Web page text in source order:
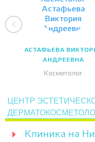
АСТАФЬЕВА
АНДРЕЕВНА
Косметолог
ЦЕНТР
Клиника на